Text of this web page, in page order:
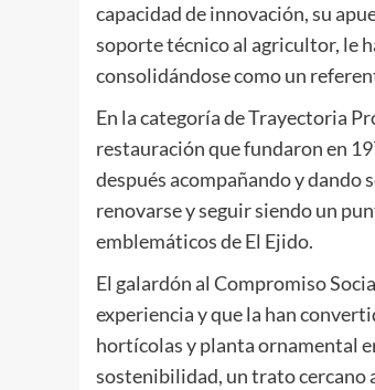
capacidad de innovación, su
soporte técnico al agricultor, le
consolidándose como un
En la categoría de Trayectoria
restauración que fundaron en
después acompañando y dando
renovarse y seguir siendo un
emblemáticos de El Ejido.
El galardón al Compromiso
experiencia y que la han
hortícolas y planta ornamental
sostenibilidad, un trato cercano